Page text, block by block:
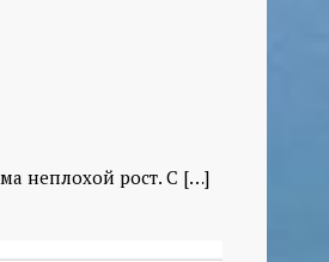
неплохой рост. С […]